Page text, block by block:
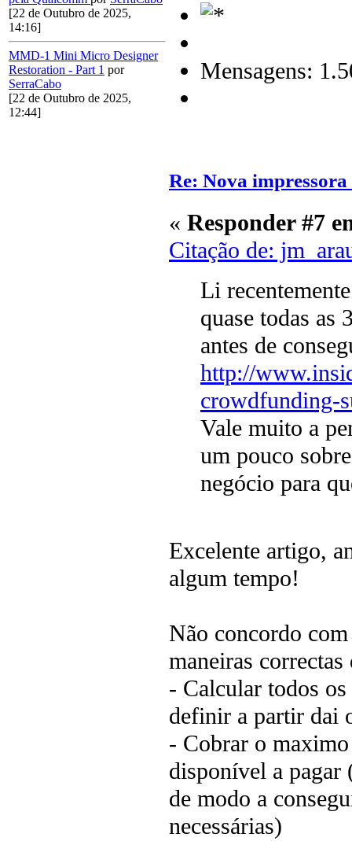
[22 de Outubro de 2025,
14:16]
MMD-1 Mini Micro Designer
Restoration - Part 1 por
SerraCabo
[22 de Outubro de 2025,
12:44]
Mensagens:
Re: Nova
« Responder #7
Citação de:
Li
quase todas as
antes de
http://
crowdfunding-
Vale muito a
um pouco
negócio para
Excelente artigo,
algum tempo!
Não concordo
maneiras
- Calcular todos
definir a partir dai
- Cobrar o
disponível a pagar
de modo a
necessárias)